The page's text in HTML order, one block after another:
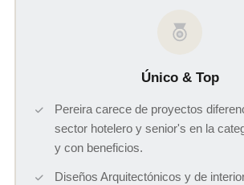
Único & Top
Pereira carece de proyectos
sector hotelero y senior's en la
y con beneficios.
Diseños Arquitectónicos y de